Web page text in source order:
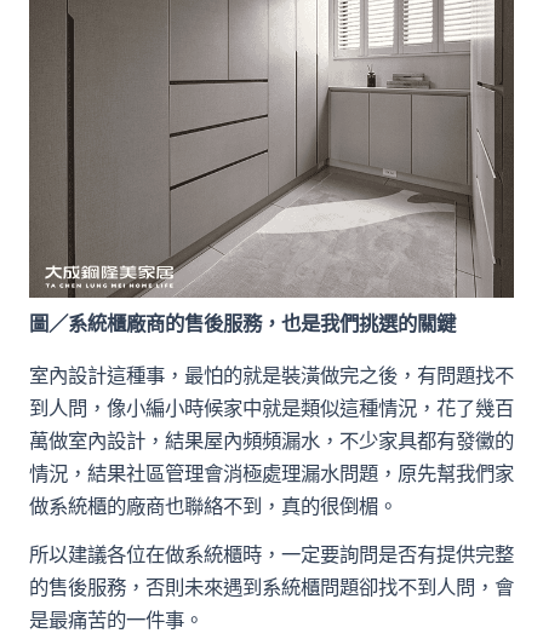
圖／系統櫃廠商的售後服務，也是我們挑選的關鍵
室內設計這種事，最怕的就是裝潢做完之後，有問題找不
到人問，像小編小時候家中就是類似這種情況，花了幾百
萬做室內設計，結果屋內頻頻漏水，不少家具都有發黴的
情況，結果社區管理會消極處理漏水問題，原先幫我們家
做系統櫃的廠商也聯絡不到，真的很倒楣。
所以建議各位在做系統櫃時，一定要詢問是否有提供完整
的售後服務，否則未來遇到系統櫃問題卻找不到人問，會
是最痛苦的一件事。